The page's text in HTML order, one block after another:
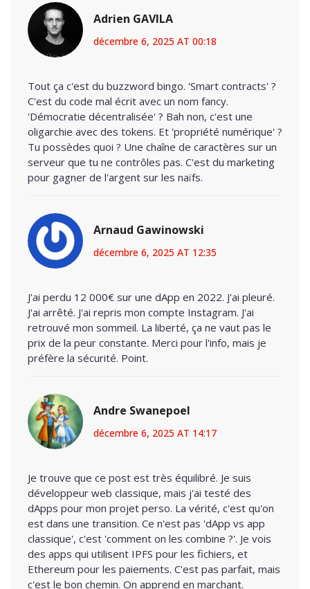
Adrien GAVILA
décembre 6, 2025 AT 00:18
Tout ça c'est du buzzword bingo. 'Smart contracts' ?
C'est du code mal écrit avec un nom fancy.
'Démocratie décentralisée' ? Bah non, c'est une
oligarchie avec des tokens. Et 'propriété numérique' ?
Tu possèdes quoi ? Une chaîne de caractères sur un
serveur que tu ne contrôles pas. C'est du marketing
pour gagner de l'argent sur les naïfs.
Arnaud Gawinowski
décembre 6, 2025 AT 12:35
J'ai perdu 12 000€ sur une dApp en 2022. J'ai pleuré.
J'ai arrêté. J'ai repris mon compte Instagram. J'ai
retrouvé mon sommeil. La liberté, ça ne vaut pas le
prix de la peur constante. Merci pour l'info, mais je
préfère la sécurité. Point.
Andre Swanepoel
décembre 6, 2025 AT 14:17
Je trouve que ce post est très équilibré. Je suis
développeur web classique, mais j'ai testé des
dApps pour mon projet perso. La vérité, c'est qu'on
est dans une transition. Ce n'est pas 'dApp vs app
classique', c'est 'comment on les combine ?'. Je vois
des apps qui utilisent IPFS pour les fichiers, et
Ethereum pour les paiements. C'est pas parfait, mais
c'est le bon chemin. On apprend en marchant.